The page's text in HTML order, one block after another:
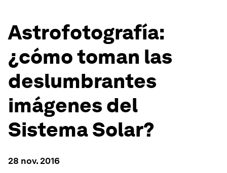
Astrofotografía:
¿cómo toman las
deslumbrantes
imágenes del
Sistema Solar?
28 nov. 2016